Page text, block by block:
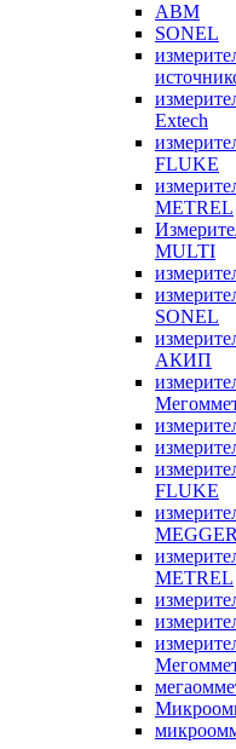
ABM
SONEL
Extech
FLUKE
METREL
MULTI
SONEL
АКИП
FLUKE
MEGGER
METREL